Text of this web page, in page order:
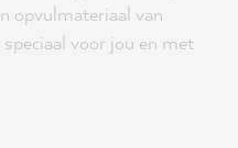
opvulmateriaal van
voor jou en met